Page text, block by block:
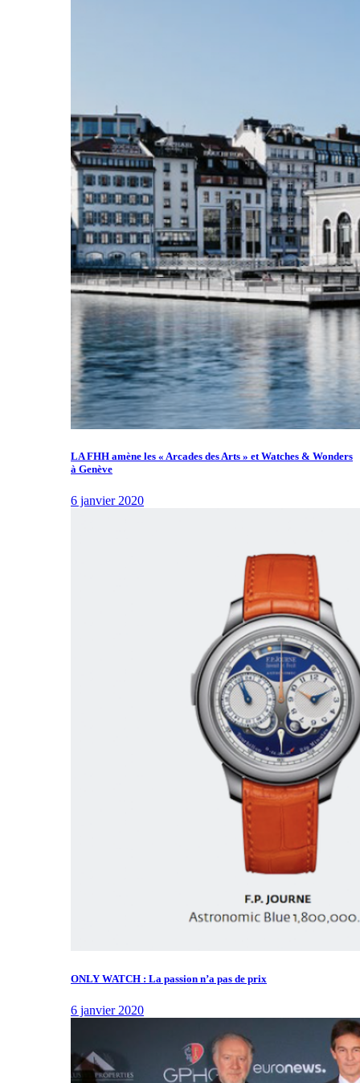
LA FHH amène les « Arcades des Arts » et Watches & Wonders
à Genève
6 janvier 2020
ONLY WATCH : La passion n’a pas de prix
6 janvier 2020